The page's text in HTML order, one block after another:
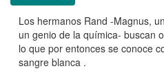
Los hermanos Rand -Magnus,
un genio de la química- buscan
lo que por entonces se conoce
sangre blanca .